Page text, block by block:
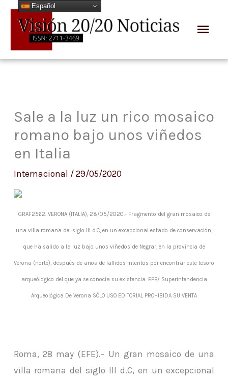
contenido
Sale a la luz un rico mosaico
romano bajo unos viñedos
en Italia
Internacional / 29/05/2020
GRAF2562. VERONA (ITALIA), 28/05/2020.- Fragmento del gran mosaico de
una villa romana del siglo III d.C, en un excepcional estado de conservación,
que ha salido a la luz bajo unos viñedos de Negrar, en la provincia de
Verona (norte), después de años de fallidos intentos por encontrar este tesoro
arqueólogico del que ya se conocía su existencia. EFE/ Superintendencia
Arqueológica De Verona SÓLO USO EDITORIAL PROHIBIDA SU VENTA
Roma, 28 may (EFE).- Un gran mosaico de una
villa romana del siglo III d.C, en un excepcional
Español